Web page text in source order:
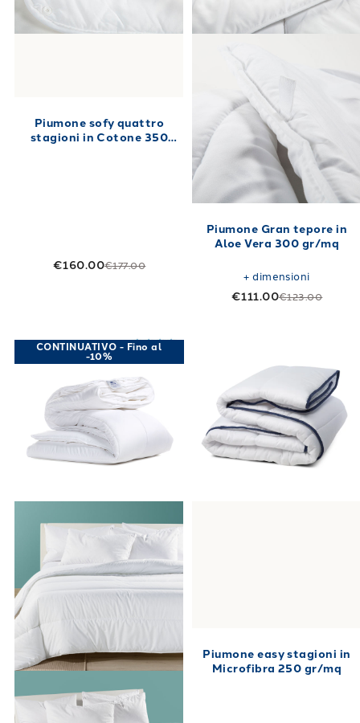
Piumone sofy quattro
stagioni in Cotone 350
€160.00€177.00
Piumone Gran tepore in
Aloe Vera 300 gr/mq
€111.00€123.00
+dimensioni
Link to "Piumone sofy più caldo in Cotone
CONTINUATIVO - Fino al
-10%
Piumone easy stagioni in
Microfibra 250 gr/mq